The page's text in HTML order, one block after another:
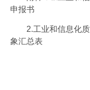
申报书
2.工业和信息化
象汇总表